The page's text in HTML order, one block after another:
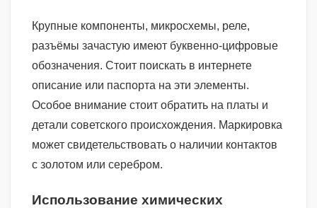
Крупные компоненты, микросхемы, реле,
разъёмы зачастую имеют буквенно-цифровые
обозначения. Стоит поискать в интернете
описание или паспорта на эти элементы.
Особое внимание стоит обратить на платы и
детали советского происхождения. Маркировка
может свидетельствовать о наличии контактов
с золотом или серебром.
Использование химических